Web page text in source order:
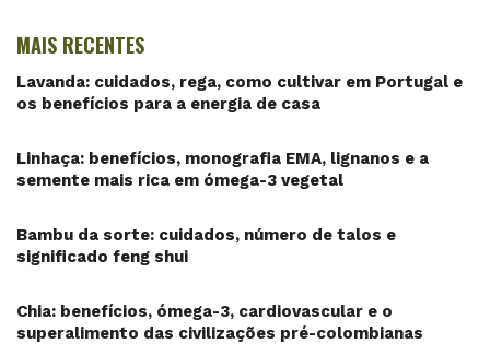
MAIS RECENTES
Lavanda: cuidados, rega, como cultivar em Portugal e
os benefícios para a energia de casa
Linhaça: benefícios, monografia EMA, lignanos e a
semente mais rica em ómega-3 vegetal
Bambu da sorte: cuidados, número de talos e
significado feng shui
Chia: benefícios, ómega-3, cardiovascular e o
superalimento das civilizações pré-colombianas